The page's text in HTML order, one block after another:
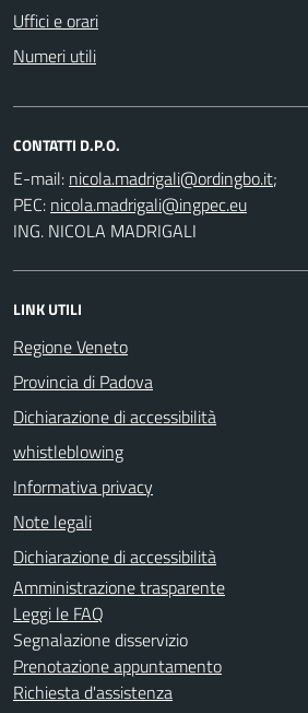
Uffici e orari
Numeri utili
CONTATTI D.P.O.
E-mail:
;
PEC:
ING. NICOLA MADRIGALI
LINK UTILI
Regione Veneto
Provincia di Padova
Dichiarazione di accessibilità
whistleblowing
Informativa privacy
Note legali
Dichiarazione di accessibilità
Amministrazione trasparente
Leggi le FAQ
Segnalazione disservizio
Prenotazione appuntamento
Richiesta d'assistenza